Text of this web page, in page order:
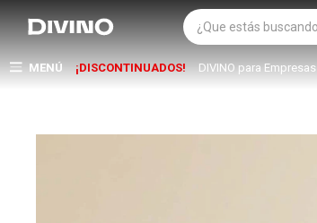
MENÚ ¡DISCONTINUADOS! DIVINO para Empresas